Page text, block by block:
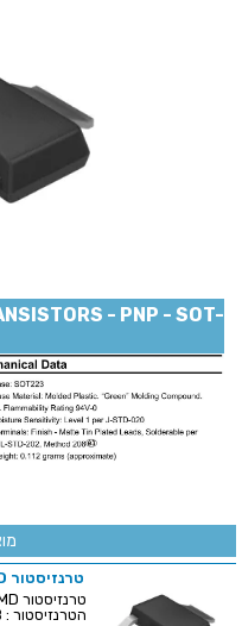
- PNP - SOT-
טרנזיסטור PNP - 15V 3A - 100MHZ - SMD
הטרנזיסטור : FZT788B ♦ מבנה הטרנזיס...